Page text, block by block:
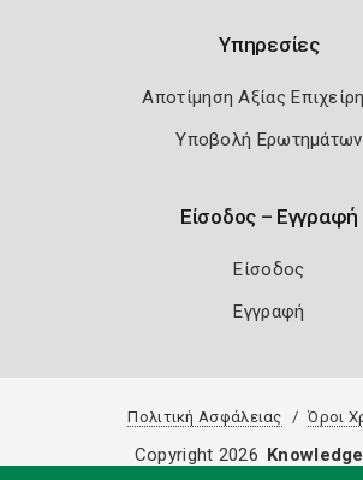
Υπηρεσίες
Αποτίμηση Αξίας
Υποβολή Ερωτημάτων
Είσοδος – Εγγραφή
Είσοδος
Εγγραφή
Πολιτική Ασφάλειας Όροι
Copyright 2026